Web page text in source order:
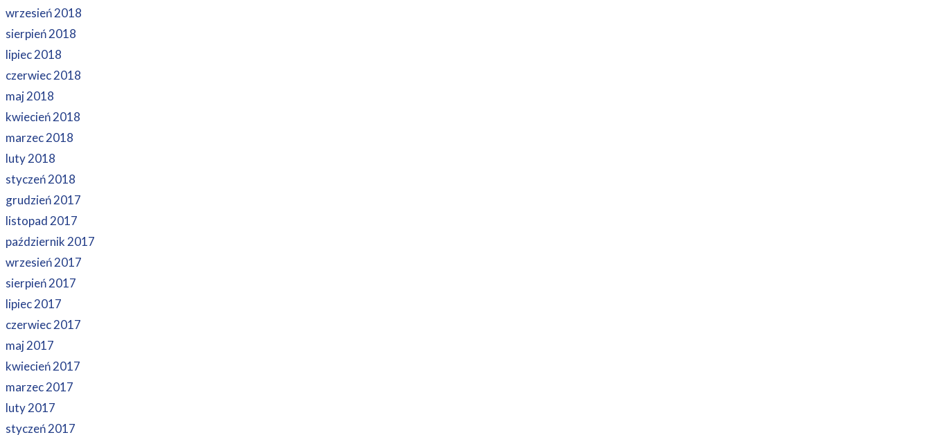
wrzesień 2018
sierpień 2018
lipiec 2018
czerwiec 2018
maj 2018
kwiecień 2018
marzec 2018
luty 2018
styczeń 2018
grudzień 2017
listopad 2017
październik 2017
wrzesień 2017
sierpień 2017
lipiec 2017
czerwiec 2017
maj 2017
kwiecień 2017
marzec 2017
luty 2017
styczeń 2017